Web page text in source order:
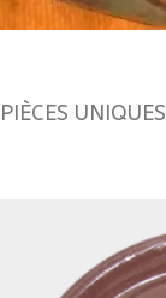
PIÈCES UNIQUES